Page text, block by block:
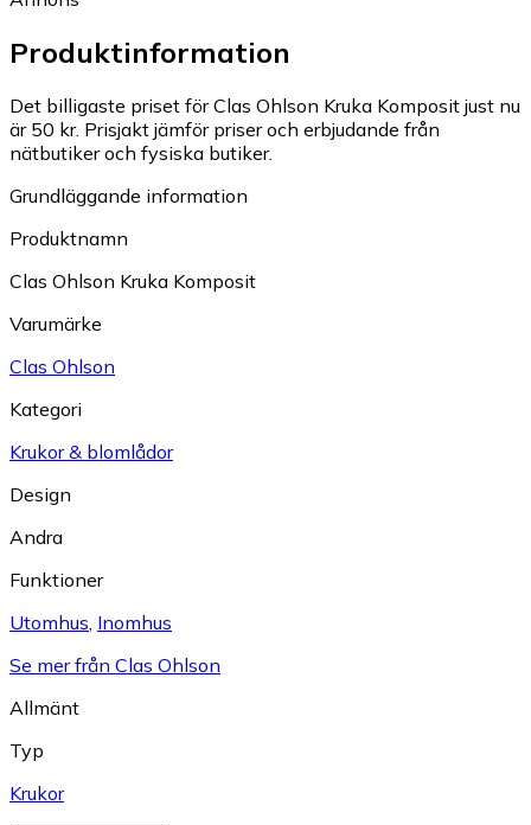
Produktinformation
Det billigaste priset för Clas Ohlson Kruka Komposit just nu
är 50 kr. Prisjakt jämför priser och erbjudande från
nätbutiker och fysiska butiker.
Grundläggande information
Produktnamn
Clas Ohlson Kruka Komposit
Varumärke
Clas Ohlson
Kategori
Krukor & blomlådor
Design
Andra
Funktioner
Utomhus Inomhus
Se mer från Clas Ohlson
Allmänt
Typ
Krukor